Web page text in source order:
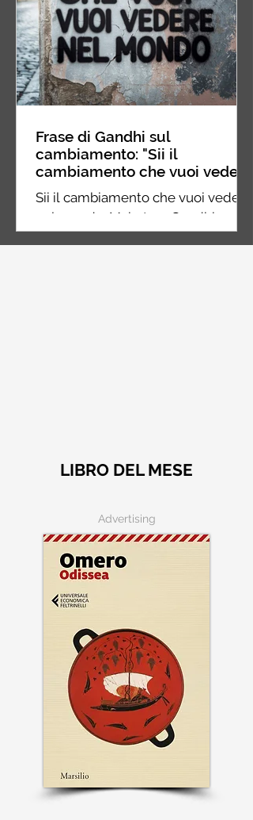
Frase di Gandhi sul
cambiamento: "Sii il
cambiamento che vuoi vedere
nel mondo" - Frasi sui muri
Sii il cambiamento che vuoi vedere
nel mondo. Mahatma Gandhi
LIBRO DEL MESE
Advertising